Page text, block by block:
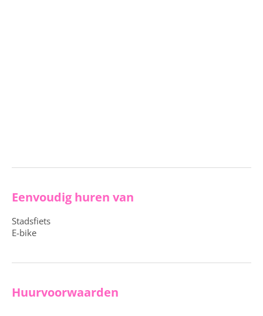
Eenvoudig huren van
Stadsfiets
E-bike
Huurvoorwaarden